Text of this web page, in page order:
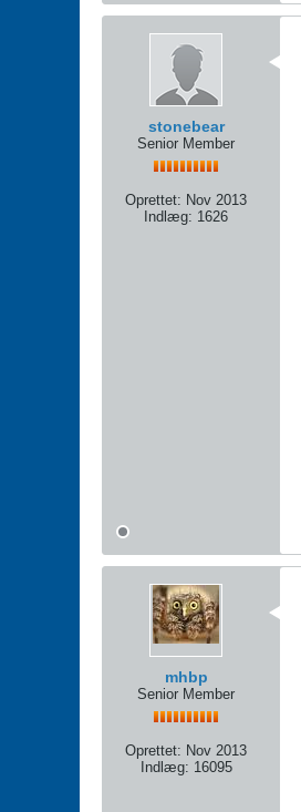
stonebear
Senior Member
Oprettet: Nov 2013
Indlæg: 1626
mhbp
Senior Member
Oprettet: Nov 2013
Indlæg: 16095